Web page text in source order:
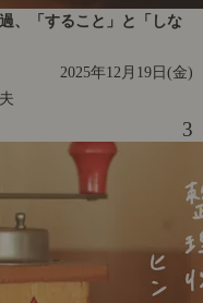
、「すること」と「しな
2025年12月19日(金)
3